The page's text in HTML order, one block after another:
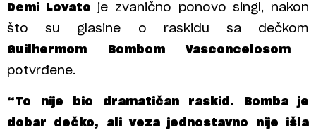
Demi Lovato je zvanično ponovo singl, nakon
što su glasine o raskidu sa dečkom
Guilhermom Bombom Vasconcelosom
potvrđene.
“To nije bio dramatičan raskid. Bomba je
dobar dečko, ali veza jednostavno nije išla